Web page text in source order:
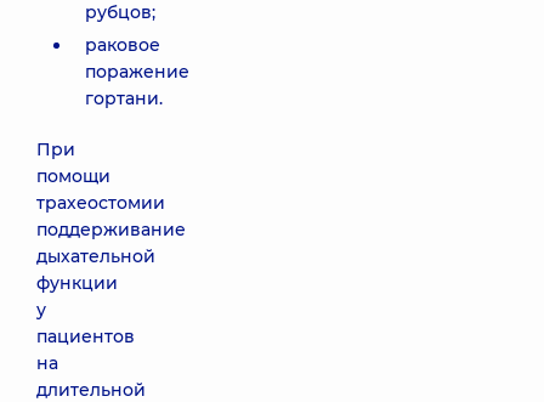
рубцов;
раковое
поражение
гортани.
При
помощи
трахеостомии
поддерживание
дыхательной
функции
у
пациентов
на
длительной